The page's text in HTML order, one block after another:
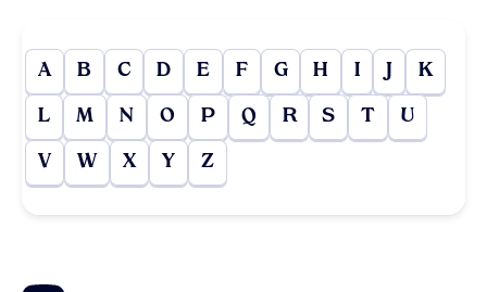
A B C D E F G H I J K
L M N O P Q R S T U
V W X Y Z